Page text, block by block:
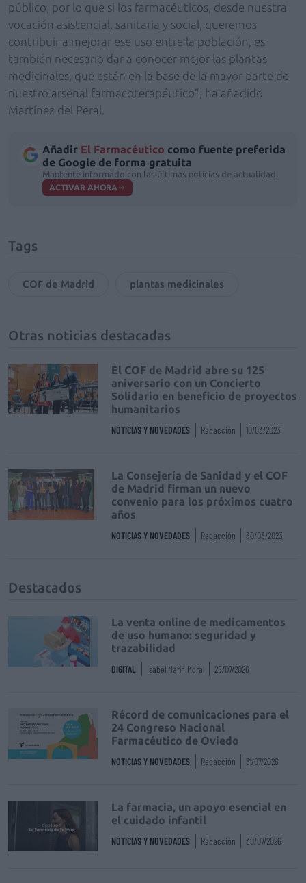
público, por lo que si los farmacéuticos, desde nuestra
vocación asistencial, sanitaria y social, queremos
contribuir a mejorar ese uso entre la población, es
también necesario dar a conocer mejor las plantas
medicinales, que están en la base de la mayor parte de
nuestro arsenal farmacoterapéutico”, ha añadido
Martínez del Peral.
Añadir El Farmacéutico como fuente preferida
de Google de forma gratuita
Mantente informado con las últimas noticias de actualidad.
ACTIVAR AHORA
Tags
COF de Madrid plantas medicinales
Otras noticias destacadas
El COF de Madrid abre su 125
aniversario con un Concierto
Solidario en beneficio de proyectos
humanitarios
NOTICIAS Y NOVEDADES Redacción 10/03/2023
La Consejería de Sanidad y el COF
de Madrid firman un nuevo
convenio para los próximos cuatro
años
NOTICIAS Y NOVEDADES Redacción 30/03/2023
Destacados
La venta online de medicamentos
de uso humano: seguridad y
trazabilidad
DIGITAL Isabel Marín Moral 28/07/2026
Récord de comunicaciones para el
24 Congreso Nacional
Farmacéutico de Oviedo
NOTICIAS Y NOVEDADES Redacción 31/07/2026
La farmacia, un apoyo esencial en
el cuidado infantil
NOTICIAS Y NOVEDADES Redacción 30/07/2026